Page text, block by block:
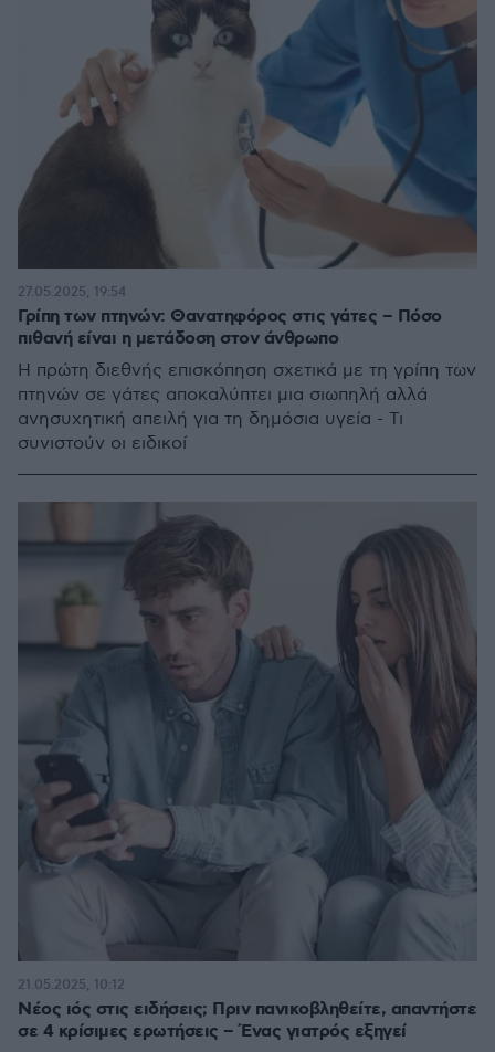
Γρίπη των πτηνών: Θανατηφόρος στις γάτες – Πόσο
πιθανή είναι η μετάδοση στον άνθρωπο
Η πρώτη διεθνής επισκόπηση σχετικά με τη γρίπη των
πτηνών σε γάτες αποκαλύπτει μια σιωπηλή αλλά
ανησυχητική απειλή για τη δημόσια υγεία - Τι
συνιστούν οι ειδικοί
27.05.2025, 19:54
Νέος ιός στις ειδήσεις; Πριν πανικοβληθείτε, απαντήστε
σε 4 κρίσιμες ερωτήσεις – Ένας γιατρός εξηγεί
21.05.2025, 10:12